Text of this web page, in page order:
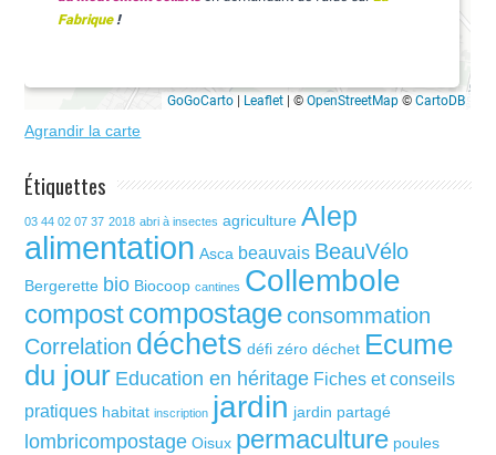
Agrandir la carte
Étiquettes
03 44 02 07 37 2018 abri à insectes agriculture Alep
alimentation Asca beauvais BeauVélo
Bergerette bio Biocoop cantines Collembole
compostcompostage consommation
Correlation déchets défi zéro déchet Ecume
du jour Education en héritage Fiches et conseils
pratiques habitat inscription jardin jardin partagé
lombricompostage Oisux permaculture poules